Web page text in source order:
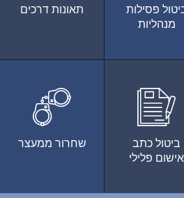
פסילות
מנהליות
תאונות דרכים
ביטול כתב
אישום פלילי
שחרור ממעצר